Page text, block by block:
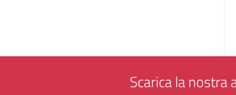
Scarica la nostra